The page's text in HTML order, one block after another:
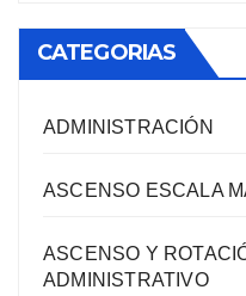
CATEGORIAS
ADMINISTRACIÓN
ASCENSO ESCALA
ASCENSO Y
ADMINISTRATIVO